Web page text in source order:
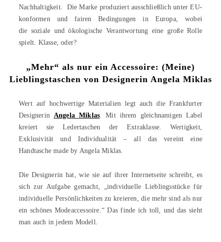
Nachhaltigkeit. Die Marke produziert ausschließlich unter EU-
konformen und fairen Bedingungen in Europa, wobei
die soziale und ökologische Verantwortung eine große Rolle
spielt. Klasse, oder?
„Mehr“ als nur ein Accessoire: (Meine)
Lieblingstaschen von Designerin Angela Miklas
Wert auf hochwertige Materialien legt auch die Frankfurter
Designerin Angela Miklas. Mit ihrem gleichnamigen Label
kreiert sie Ledertaschen der Extraklasse. Wertigkeit,
Exklusivität und Individualität – all das vereint eine
Handtasche made by Angela Miklas.
Die Designerin hat, wie sie auf ihrer Internetseite schreibt, es
sich zur Aufgabe gemacht, „individuelle Lieblingsstücke für
individuelle Persönlichkeiten zu kreieren, die mehr sind als nur
ein schönes Modeaccessoire.“ Das finde ich toll, und das sieht
man auch in jedem Modell.